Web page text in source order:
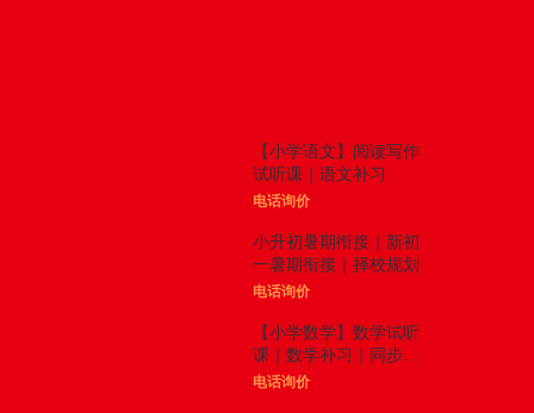
【小学语文】阅读写作
试听课｜语文补习
电话询价
小升初暑期衔接｜新初
一暑期衔接｜择校规划
电话询价
【小学数学】数学试听
课｜数学补习｜同步拓
展
电话询价